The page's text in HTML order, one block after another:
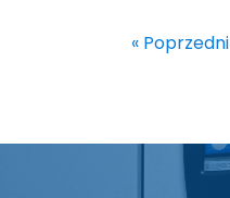
« Poprzedni